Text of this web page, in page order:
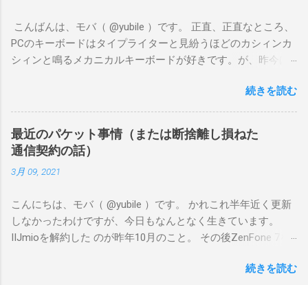
こんばんは、モバ（ @yubile ）です。 正直、正直なところ、
PCのキーボードはタイプライターと見紛うほどのカシィンカ
シィンと鳴るメカニカルキーボードが好きです。が、昨今は
時代の流れには抗えません。 そんなわけで半ば衝動買いした
のが、富士通の FMV Comfort Keyboard KB800 です。この記
事を書いている今、Amazonには入荷しておらず、メーカーの
オンラインショップでも品切れ中のようです。 ちなみに私
は、近所のケーズデンキに1台残っていたのを運良く衝動買い
できました（？）。直前に同じケーズデンキで Logicool
とても良かった）んですけどね……。 ファーストインプレッシ
ョンとしては、 テンキーを含むフルキーボードとしてはコン
パクトで良い キートップは小さめに感じるが小さすぎもしな
チでも反応する 総じてタイピングが気持ちいい Bluetoothに
続きを読む
最近のパケット事情（または断捨離し損ねた
通信契約の話）
3月 09, 2021
こんにちは、モバ（ @yubile ）です。 かれこれ半年近く更新
しなかったわけですが、今日もなんとなく生きています。
IIJmioを解約した のが昨年10月のこと。 その後ZenFone 7を
内訳はこんな感じになっています。 (1) iPhone XS Max（ソフ
続きを読む